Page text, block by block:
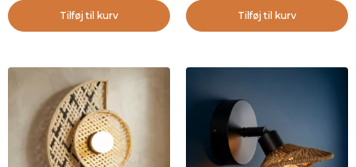
Tilføj til kurv Tilføj til kurv